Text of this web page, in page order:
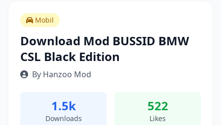
Mobil
Download Mod BUSSID BMW
CSL Black Edition
By Hanzoo Mod
1.5k
Downloads
522
Likes